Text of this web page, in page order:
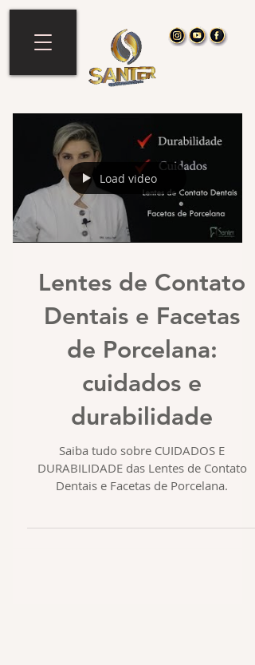
Load video
Lentes de Contato
Dentais e Facetas
de Porcelana:
cuidados e
durabilidade
Saiba tudo sobre CUIDADOS E
DURABILIDADE das Lentes de Contato
Dentais e Facetas de Porcelana.